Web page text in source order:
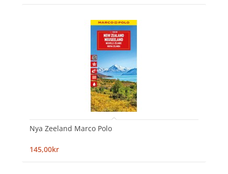
Nya Zeeland Marco Polo
145,00kr